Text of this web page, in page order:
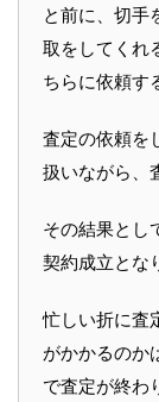
と前に、切手
取をしてくれ
ちらに依頼す
査定の依頼を
扱いながら、
その結果とし
契約成立とな
忙しい折に査
がかかるのか
で査定が終わ